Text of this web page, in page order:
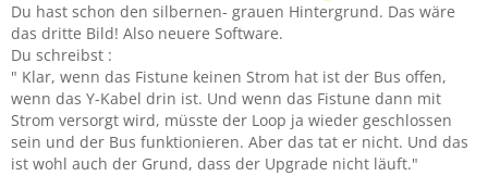
Du hast schon den silbernen- grauen Hintergrund. Das wäre
das dritte Bild! Also neuere Software.
Du schreibst :
" Klar, wenn das Fistune keinen Strom hat ist der Bus offen,
wenn das Y-Kabel drin ist. Und wenn das Fistune dann mit
Strom versorgt wird, müsste der Loop ja wieder geschlossen
sein und der Bus funktionieren. Aber das tat er nicht. Und das
ist wohl auch der Grund, dass der Upgrade nicht läuft."